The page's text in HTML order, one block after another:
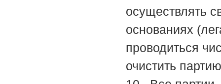
осуществлять
основаниях
проводиться
очистить